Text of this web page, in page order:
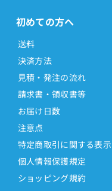
初めての方へ
送料
決済方法
見積・発注の流れ
請求書・領収書等
お届け日数
注意点
特定商取引に関する表示
個人情報保護規定
ショッピング規約